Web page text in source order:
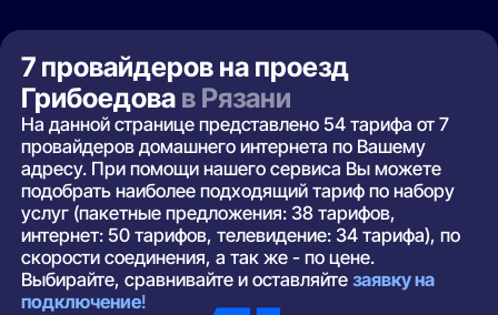
7 провайдеров на проезд
Грибоедова в Рязани
На данной странице представлено 54 тарифа от 7
провайдеров домашнего интернета по Вашему
адресу. При помощи нашего сервиса Вы можете
подобрать наиболее подходящий тариф по набору
услуг (пакетные предложения: 38 тарифов,
интернет: 50 тарифов, телевидение: 34 тарифа), по
скорости соединения, а так же - по цене.
Выбирайте, сравнивайте и оставляйтезаявку на
подключение!